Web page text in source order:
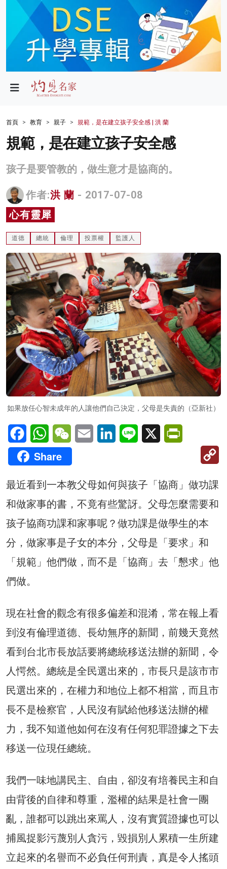
政局
財經
生活
科技
影片
名家榜
灼見活動
關於我們
首頁 教育 親子 規範，是在建立孩子安全感 | 洪 蘭
規範，是在建立孩子安全感
孩子是要管教的，做生意才是協商的。
作者:洪 蘭 - 2017-07-08
心有靈犀
道德 總統 倫理 投票權 監護人
如果放任心智未成年的人讓他們自己決定，父母是失責的（亞新社）
FacebookWhatsAppWeChatEmail LinkedInLine X
Share
最近看到一本教父母如何與孩子「協商」做功課
和做家事的書，不竟有些驚訝。父母怎麼需要和
孩子協商功課和家事呢？做功課是做學生的本
分，做家事是子女的本分，父母是「要求」和
「規範」他們做，而不是「協商」去「懇求」他
們做。
現在社會的觀念有很多偏差和混淆，常在報上看
到沒有倫理道德、長幼無序的新聞，前幾天竟然
看到台北市長放話要將總統移送法辦的新聞，令
人愕然。總統是全民選出來的，市長只是該市市
民選出來的，在權力和地位上都不相當，而且市
長不是檢察官，人民沒有賦給他移送法辦的權
力，我不知道他如何在沒有任何犯罪證據之下去
移送一位現任總統。
我們一味地講民主、自由，卻沒有培養民主和自
由背後的自律和尊重，濫權的結果是社會一團
亂，誰都可以跳出來罵人，沒有實質證據也可以
捕風捉影污蔑別人貪污，毀損別人累積一生所建
立起來的名譽而不必負任何刑責，真是令人搖頭